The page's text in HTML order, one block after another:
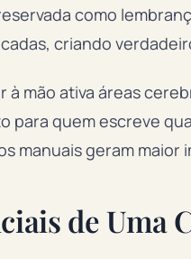
como
criando
mão ativa áreas
para quem escreve
manuais geram
de Uma